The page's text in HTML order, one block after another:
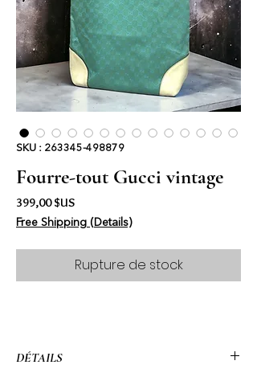
SKU : 263345-498879
Fourre-tout Gucci vintage
399,00 $USPrix
Free Shipping (Details)
Rupture de stock
DÉTAILS